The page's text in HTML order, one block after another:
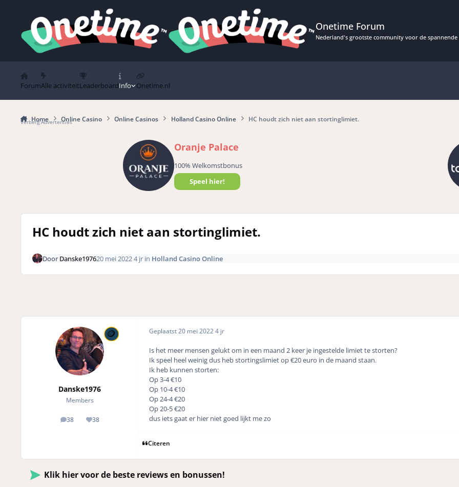
Onetime Forum
Nederland's grootste community voor de spannende
ForumAlle activiteitLeaderboardInfo Onetime.nl
Home Online Casino Online Casinos Holland Casino Online HC houdt zich niet aan stortinglimiet.
Verberg Advertenties
Oranje Palace
100% Welkomstbonus
Speel hier!
HC houdt zich niet aan stortinglimiet.
DoorDanske197620 mei 20224 jrin Holland Casino Online
Danske1976
Members
38
posts 38
Reputation
Geplaatst20 mei 20224 jr
Is het meer mensen gelukt om in een maand 2 keer je ingestelde limiet te storten?
Ik speel heel weinig dus heb stortingslimiet op €20 euro in de maand staan.
Ik heb kunnen storten:
Op 3-4 €10
Op 10-4 €10
Op 24-4 €20
Op 20-5 €20
dus iets gaat er hier niet goed lijkt me zo
Citeren
Klik hier voor de beste reviews en bonussen!